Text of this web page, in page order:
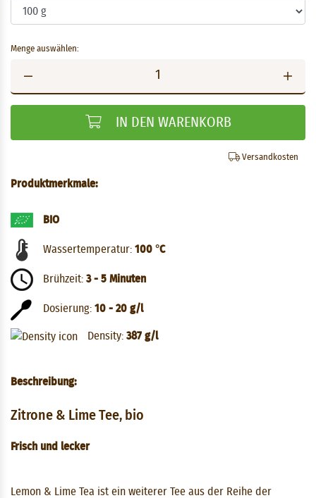
Menge auswählen:
IN DEN WARENKORB
Versandkosten
Produktmerkmale:
BIO
Wassertemperatur: 100 °C
Brühzeit: 3 - 5 Minuten
Dosierung: 10 - 20 g/l
Density: 387 g/l
Beschreibung:
Zitrone & Lime Tee, bio
Frisch und lecker
Lemon & Lime Tea ist ein weiterer Tee aus der Reihe der